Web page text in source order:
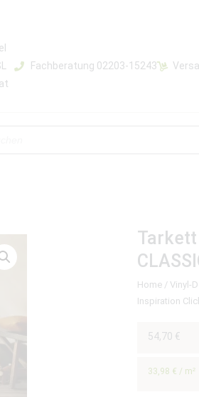
Fachberatung 02203-15243
Home / Vinyl-
Inspiration
54,70 €
33,98 € / m²